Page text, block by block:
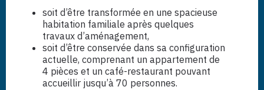
soit d’être transformée en une spacieuse
habitation familiale après quelques
travaux d’aménagement,
soit d’être conservée dans sa configuration
actuelle, comprenant un appartement de
4 pièces et un café-restaurant pouvant
accueillir jusqu’à 70 personnes.